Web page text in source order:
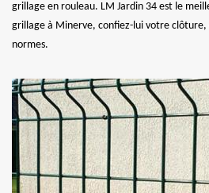
grillage en rouleau. LM Jardin 34 est le
grillage à Minerve, confiez-lui votre clôture,
normes.